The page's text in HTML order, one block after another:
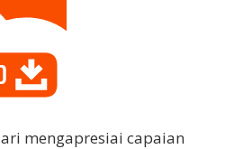
mengapresiai capaian